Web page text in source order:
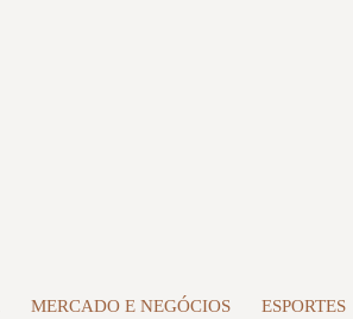
MERCADO E NEGÓCIOS ESPORTES